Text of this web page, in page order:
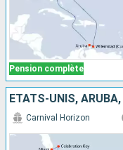
Pension complète
ÉTATS-UNIS,
Carnival Horizon